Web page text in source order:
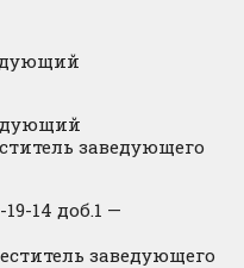
заведующего
19-14 доб.1 —
заведующего